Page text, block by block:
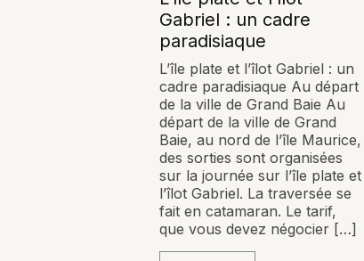
Gabriel : un cadre
paradisiaque
L’île plate et l’îlot Gabriel : un
cadre paradisiaque Au départ
de la ville de Grand Baie Au
départ de la ville de Grand
Baie, au nord de l’île Maurice,
des sorties sont organisées
sur la journée sur l’île plate et
l’îlot Gabriel. La traversée se
fait en catamaran. Le tarif,
que vous devez négocier […]